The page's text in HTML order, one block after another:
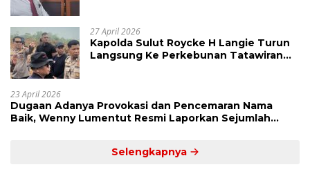
27 April 2026
Kapolda Sulut Roycke H Langie Turun
Langsung Ke Perkebunan Tatawiran
23 April 2026
Dugaan Adanya Provokasi dan Pencemaran Nama
Baik, Wenny Lumentut Resmi Laporkan Sejumlah
Selengkapnya